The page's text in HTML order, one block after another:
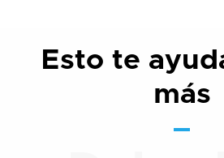
Esto te
más